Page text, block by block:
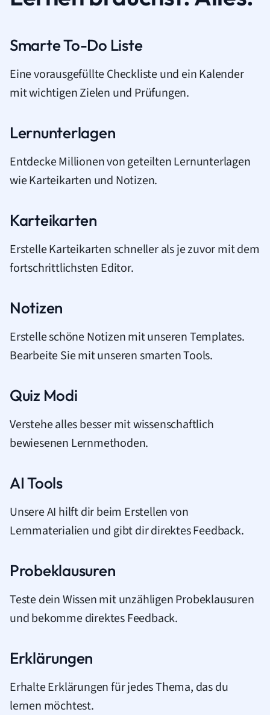
Smarte To-Do Liste
Eine vorausgefüllte Checkliste und ein Kalender
mit wichtigen Zielen und Prüfungen.
Lernunterlagen
Entdecke Millionen von geteilten Lernunterlagen
wie Karteikarten und Notizen.
Karteikarten
Erstelle Karteikarten schneller als je zuvor mit dem
fortschrittlichsten Editor.
Notizen
Erstelle schöne Notizen mit unseren Templates.
Bearbeite Sie mit unseren smarten Tools.
Quiz Modi
Verstehe alles besser mit wissenschaftlich
bewiesenen Lernmethoden.
AI Tools
Unsere AI hilft dir beim Erstellen von
Lernmaterialien und gibt dir direktes Feedback.
Probeklausuren
Teste dein Wissen mit unzähligen Probeklausuren
und bekomme direktes Feedback.
Erklärungen
Erhalte Erklärungen für jedes Thema, das du
lernen möchtest.